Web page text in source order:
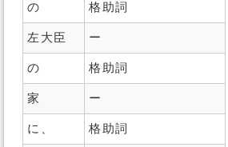
の 格助詞
左大臣 ー
の 格助詞
家 ー
に、 格助詞